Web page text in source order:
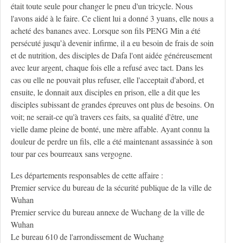
était toute seule pour changer le pneu d'un tricycle. Nous
l'avons aidé à le faire. Ce client lui a donné 3 yuans, elle nous a
acheté des bananes avec. Lorsque son fils PENG Min a été
persécuté jusqu’à devenir infirme, il a eu besoin de frais de soin
et de nutrition, des disciples de Dafa l'ont aidée généreusement
avec leur argent, chaque fois elle a refusé avec tact. Dans les
cas ou elle ne pouvait plus refuser, elle l'acceptait d'abord, et
ensuite, le donnait aux disciples en prison, elle a dit que les
disciples subissant de grandes épreuves ont plus de besoins. On
voit; ne serait-ce qu'à travers ces faits, sa qualité d'être, une
vielle dame pleine de bonté, une mère affable. Ayant connu la
douleur de perdre un fils, elle a été maintenant assassinée à son
tour par ces bourreaux sans vergogne.
Les départements responsables de cette affaire :
Premier service du bureau de la sécurité publique de la ville de
Wuhan
Premier service du bureau annexe de Wuchang de la ville de
Wuhan
Le bureau 610 de l'arrondissement de Wuchang